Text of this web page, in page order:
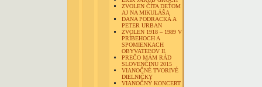
ZVOLEN ČÍTA DEŤOM
AJ NA MIKULÁŠA
DANA PODRACKÁ A
PETER URBAN
ZVOLEN 1918 – 1989 V
PRÍBEHOCH A
SPOMIENKACH
OBYVATEĽOV II.
PREČO MÁM RÁD
SLOVENČINU 2015
VIANOČNÉ TVORIVÉ
DIELNIČKY
VIANOČNÝ KONCERT